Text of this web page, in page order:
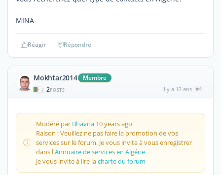
MINA
Réagir Répondre
Mokhtar2014 Membre
| 2POSTS il y a 12 ans #4
Modéré par Bhavna 10 years ago
Raison : Veuillez ne pas faire la promotion de vos
services sur le forum. Je vous invite à vous enregistrer
dans l'Annuaire de services en Algérie
Je vous invite à lire lacharte du forum